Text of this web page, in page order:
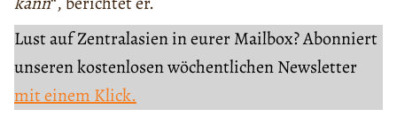
Lust auf Zentralasien in eurer Mailbox? Abonniert
unseren kostenlosen wöchentlichen Newsletter
mit einem Klick.